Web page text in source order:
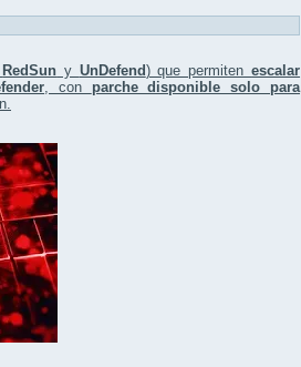
RedSun y UnDefend) que permitenescalar
, con parche disponible solo para